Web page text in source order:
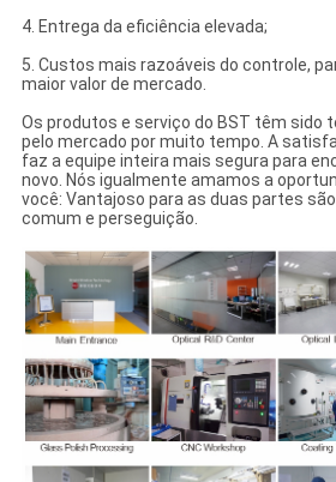
4. Entrega da eficiência elevada;
5. Custos mais razoáveis do controle,
maior valor de mercado.
Os produtos e serviço do BST têm sido
pelo mercado por muito tempo. A
faz a equipe inteira mais segura para
novo. Nós igualmente amamos a
você: Vantajoso para as duas partes
comum e perseguição.